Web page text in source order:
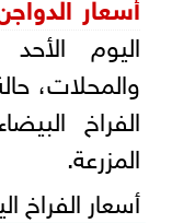
والمحلات،
المزرعة.
أسعار الفراخ اليوم